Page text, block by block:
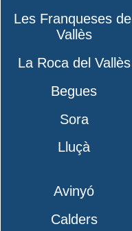
Les Franqueses del
Vallès
La Roca del Vallès
Begues
Sora
Lluçà
Avinyó
Calders